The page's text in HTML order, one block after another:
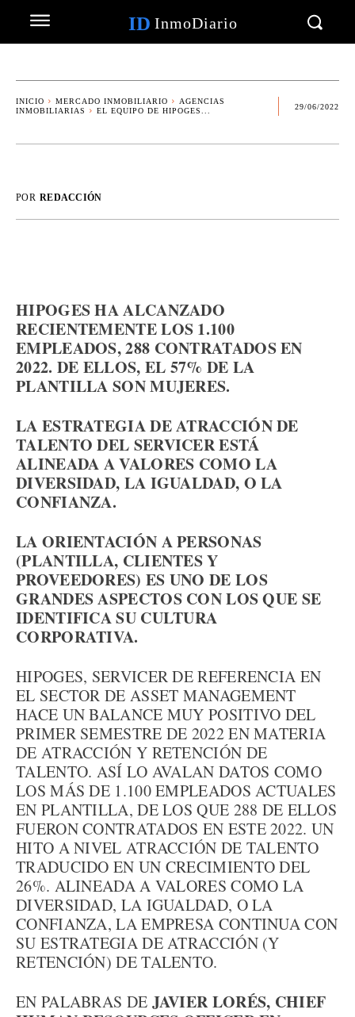
ID InmoDiario
INICIO MERCADO INMOBILIARIO
AGENCIAS
INMOBILIARIAS
EL EQUIPO DE HIPOGES...
29/06/2022
POR REDACCIÓN
HIPOGES HA ALCANZADO
RECIENTEMENTE LOS 1.100
EMPLEADOS, 288 CONTRATADOS EN
2022. DE ELLOS, EL 57% DE LA
PLANTILLA SON MUJERES.
LA ESTRATEGIA DE ATRACCIÓN DE
TALENTO DEL SERVICER ESTÁ
ALINEADA A VALORES COMO LA
DIVERSIDAD, LA IGUALDAD, O LA
CONFIANZA.
LA ORIENTACIÓN A PERSONAS
(PLANTILLA, CLIENTES Y
PROVEEDORES) ES UNO DE LOS
GRANDES ASPECTOS CON LOS QUE SE
IDENTIFICA SU CULTURA
CORPORATIVA.
HIPOGES, SERVICER DE REFERENCIA EN
EL SECTOR DE ASSET MANAGEMENT
HACE UN BALANCE MUY POSITIVO DEL
PRIMER SEMESTRE DE 2022 EN MATERIA
DE ATRACCIÓN Y RETENCIÓN DE
TALENTO. ASÍ LO AVALAN DATOS COMO
LOS MÁS DE 1.100 EMPLEADOS ACTUALES
EN PLANTILLA, DE LOS QUE 288 DE ELLOS
FUERON CONTRATADOS EN ESTE 2022. UN
HITO A NIVEL ATRACCIÓN DE TALENTO
TRADUCIDO EN UN CRECIMIENTO DEL
26%. ALINEADA A VALORES COMO LA
DIVERSIDAD, LA IGUALDAD, O LA
CONFIANZA, LA EMPRESA CONTINUA CON
SU ESTRATEGIA DE ATRACCIÓN (Y
RETENCIÓN) DE TALENTO.
EN PALABRAS DE JAVIER LORÉS, CHIEF